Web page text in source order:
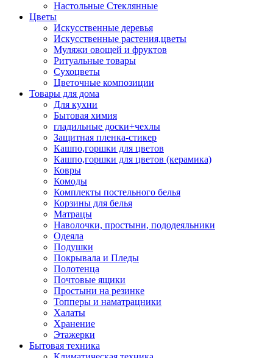
Настольные Стеклянные
Цветы
Искусственные деревья
Искусственные растения,цветы
Муляжи овощей и фруктов
Ритуальные товары
Сухоцветы
Цветочные композиции
Товары для дома
Для кухни
Бытовая химия
гладильные доски+чехлы
Защитная пленка-стикер
Кашпо,горшки для цветов
Кашпо,горшки для цветов (керамика)
Ковры
Комоды
Комплекты постельного белья
Корзины для белья
Матрацы
Наволочки, простыни, пододеяльники
Одеяла
Подушки
Покрывала и Пледы
Полотенца
Почтовые ящики
Простыни на резинке
Топперы и наматрацники
Халаты
Хранение
Этажерки
Бытовая техника